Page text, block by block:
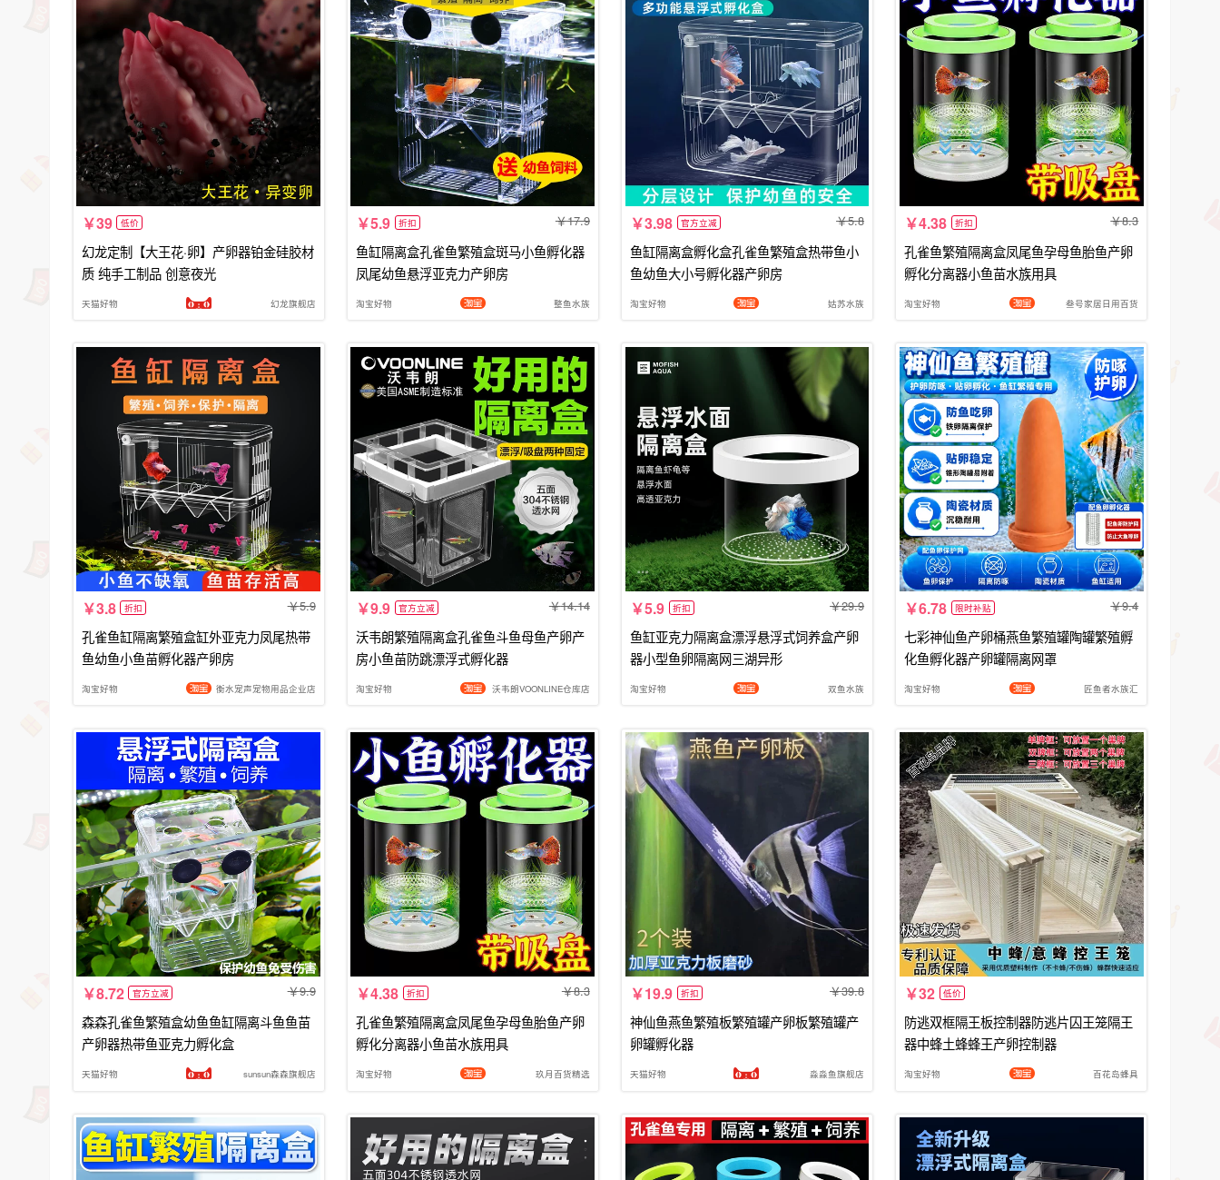
39 低价
幻龙定制【大王花·卵】产卵器铂金硅胶材
质 纯手工制品 创意夜光
天猫好物 幻龙旗舰店
5.9 折扣 17.9
鱼缸隔离盒孔雀鱼繁殖盒斑马小鱼孵化器
凤尾幼鱼悬浮亚克力产卵房
淘宝好物 整鱼水族
3.98 官方立减 5.8
鱼缸隔离盒孵化盒孔雀鱼繁殖盒热带鱼小
鱼幼鱼大小号孵化器产卵房
淘宝好物 姑苏水族
4.38 折扣 8.3
孔雀鱼繁殖隔离盒凤尾鱼孕母鱼胎鱼产卵
孵化分离器小鱼苗水族用具
淘宝好物 叁号家居日用百货
3.8 折扣 5.9
孔雀鱼缸隔离繁殖盒缸外亚克力凤尾热带
鱼幼鱼小鱼苗孵化器产卵房
淘宝好物 衡水宠声宠物用品企业店
9.9 官方立减 14.14
沃韦朗繁殖隔离盒孔雀鱼斗鱼母鱼产卵产
房小鱼苗防跳漂浮式孵化器
淘宝好物 沃韦朗VOONLINE仓库店
5.9 折扣 29.9
鱼缸亚克力隔离盒漂浮悬浮式饲养盒产卵
器小型鱼卵隔离网三湖异形
淘宝好物 双鱼水族
6.78 限时补贴 9.4
七彩神仙鱼产卵桶燕鱼繁殖罐陶罐繁殖孵
化鱼孵化器产卵罐隔离网罩
淘宝好物 匠鱼者水族汇
8.72 官方立减 9.9
森森孔雀鱼繁殖盒幼鱼鱼缸隔离斗鱼鱼苗
产卵器热带鱼亚克力孵化盒
天猫好物 sunsun森森旗舰店
4.38 折扣 8.3
孔雀鱼繁殖隔离盒凤尾鱼孕母鱼胎鱼产卵
孵化分离器小鱼苗水族用具
淘宝好物 玖月百货精选
19.9 折扣 39.8
神仙鱼燕鱼繁殖板繁殖罐产卵板繁殖罐产
卵罐孵化器
天猫好物 淼淼鱼旗舰店
32 低价
防逃双框隔王板控制器防逃片囚王笼隔王
器中蜂土蜂蜂王产卵控制器
淘宝好物 百花岛蜂具